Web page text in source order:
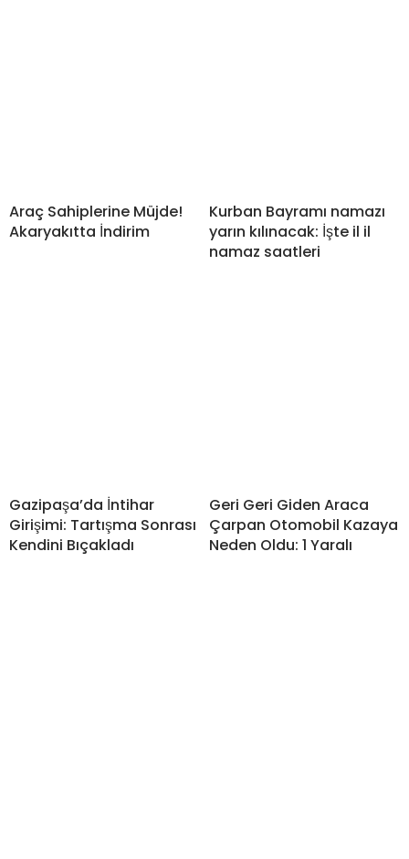
Araç Sahiplerine Müjde!
Akaryakıtta İndirim
Kurban Bayramı namazı
yarın kılınacak: İşte il il
namaz saatleri
Gazipaşa’da İntihar
Girişimi: Tartışma Sonrası
Kendini Bıçakladı
Geri Geri Giden Araca
Çarpan Otomobil Kazaya
Neden Oldu: 1 Yaralı